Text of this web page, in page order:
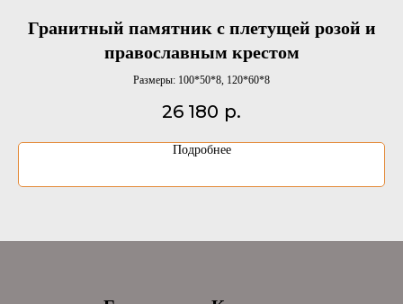
Гранитный памятник с плетущей розой и
православным крестом
Размеры: 100*50*8, 120*60*8
26 180 р.
Подробнее